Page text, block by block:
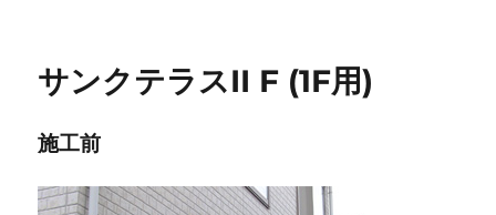
サンクテラスII F (1F用)
施工前